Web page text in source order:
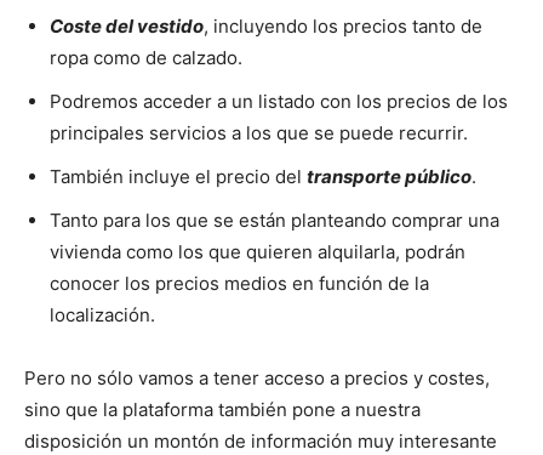
Coste del vestido, incluyendo los precios tanto de
ropa como de calzado.
Podremos acceder a un listado con los precios de los
principales servicios a los que se puede recurrir.
También incluye el precio del transporte público.
Tanto para los que se están planteando comprar una
vivienda como los que quieren alquilarla, podrán
conocer los precios medios en función de la
localización.
Pero no sólo vamos a tener acceso a precios y costes,
sino que la plataforma también pone a nuestra
disposición un montón de información muy interesante